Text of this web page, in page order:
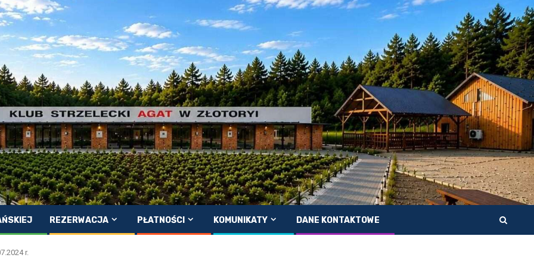
REZERWACJA PŁATNOŚCI KOMUNIKATY DANE KONTAKTOWE
r.